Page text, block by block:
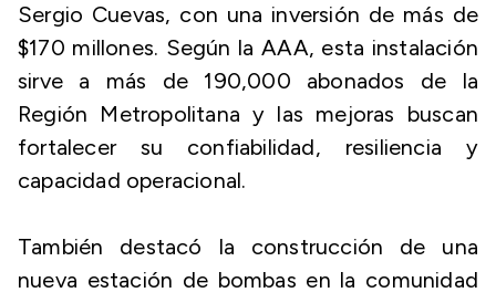
Sergio Cuevas, con una inversión de más de
$170 millones. Según la AAA, esta instalación
sirve a más de 190,000 abonados de la
Región Metropolitana y las mejoras buscan
fortalecer su confiabilidad, resiliencia y
capacidad operacional.
También destacó la construcción de una
nueva estación de bombas en la comunidad